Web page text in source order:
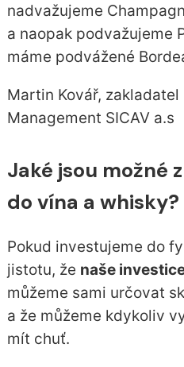
nadvažujeme
a naopak podvažujeme
máme podvážené
Martin Kovář,
Management SICAV a.s
Jaké jsou možné
do vína a whisky?
Pokud investujeme do
jistotu, že naše
můžeme sami určovat
a že můžeme kdykoliv
mít chuť.